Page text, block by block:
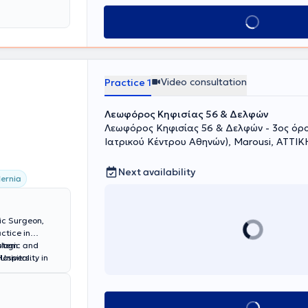
Book appointment
Surgeon,
in
in
He
Krefeld
and
German
knowledge
Practice 1 Video consultation
Λεωφόρος Κηφισίας 56 & Δελφών
Λεωφόρος Κηφισίας 56 & Δελφών - 3ος
Ιατρικού Κέντρου Αθηνών), Marousi,
Next availability